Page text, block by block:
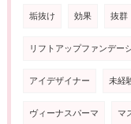
垢抜け 効果 抜群
リフトアップファンデー
アイデザイナー 未経
ヴィーナスパーマ マ